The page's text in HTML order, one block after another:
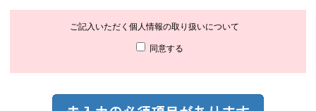
ご記入いただく個人情報の取り扱いについて
同意する